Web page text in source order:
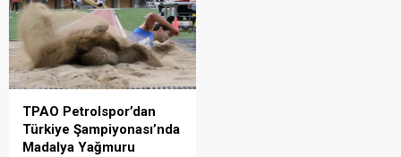
TPAO Petrolspor’dan
Türkiye Şampiyonası’nda
Madalya Yağmuru